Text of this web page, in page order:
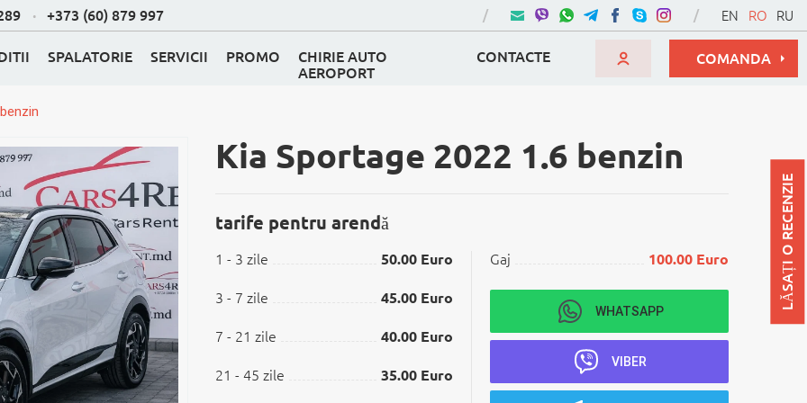
+373 (60) 879 997 EN RO RU
NUNTA
SPALATORIE SERVICII PROMO
CHIRIE AUTO
AEROPORT
CONTACTE COMANDA
LĂSAȚI O RECENZIE
Kia Sportage 2022 1.6 benzin
tarife pentru arendă
1 - 3 zile 50.00 Euro
3 - 7 zile 45.00 Euro
7 - 21 zile 40.00 Euro
21 - 45 zile 35.00 Euro
Gaj 100.00 Euro
WHATSAPP
VIBER